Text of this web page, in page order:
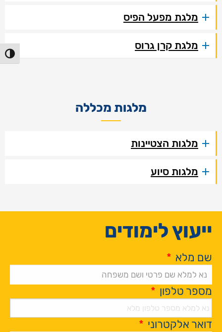
הפעל/
מלגת מפעל הפיס
מלגת קרן גרוס
מלגות מכללה
מלגות הצטיינות
מלגות סיוע
ייעוץ לימודים
שם מלא *
מספר טלפון *
דואר אלקטרוני *